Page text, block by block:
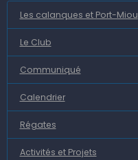
Les calanques et Port-Miou
Le Club
Communiqué
Calendrier
Régates
Activités et Projets